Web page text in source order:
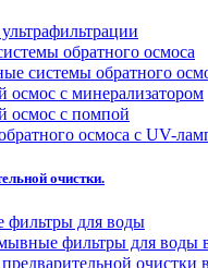
обратного осмоса
системы обратного
осмос с минерализатором
осмос с помпой
осмоса с UV-
очистки.
фильтры для воды
фильтры для воды
очистки